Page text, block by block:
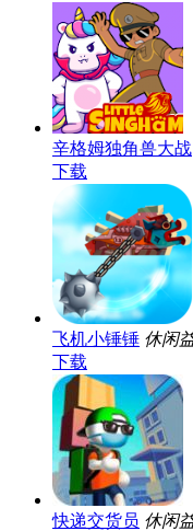
辛格姆独角兽大战
下载
飞机小锤锤 休闲
下载
快递交货员 休闲